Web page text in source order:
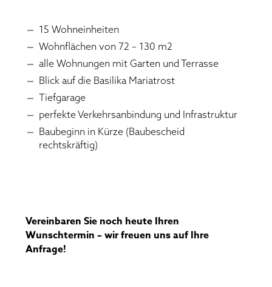
15 Wohneinheiten
Wohnflächen von 72 – 130 m2
alle Wohnungen mit Garten und Terrasse
Blick auf die Basilika Mariatrost
Tiefgarage
perfekte Verkehrsanbindung und Infrastruktur
Baubeginn in Kürze (Baubescheid
rechtskräftig)
Vereinbaren Sie noch heute Ihren
Wunschtermin – wir freuen uns auf Ihre
Anfrage!